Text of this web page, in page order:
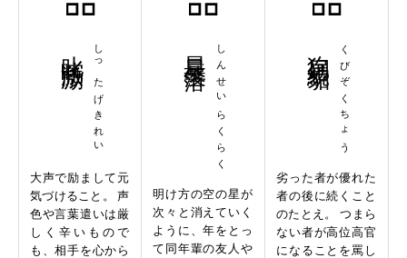
しったげきれい
大声で励まして元
気づけること。 声
色や言葉遣いは厳
しく辛いもので
も、相手を心から
しんせいらくらく
明け方の空の星が
次々と消えていく
ように、年をとっ
て同年輩の友人や
くびぞくちょう
劣った者が優れた
者の後に続くこと
のたとえ。 つまら
ない者が高位高官
になることを罵し